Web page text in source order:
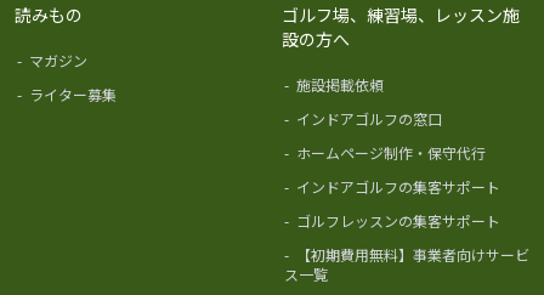
読みもの
- マガジン
- ライター募集
ゴルフ場、練習場、レッスン施
設の方へ
- 施設掲載依頼
- インドアゴルフの窓口
- ホームページ制作・保守代行
- インドアゴルフの集客サポート
- ゴルフレッスンの集客サポート
-
【初期費用無料】事業者向けサービ
ス一覧